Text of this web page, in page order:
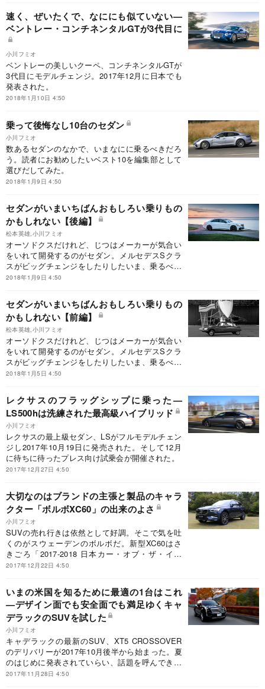
速く、ぜいたくで、なににも似ていない—
ベントレー・コンチネンタルGTが3代目に
小川フミオ
ベントレーの美しいクーペ、コンチネンタルGTが
3代目にモデルチェンジ。2017年12月に日本でも
発表された。
2018年1月10日 4:50
乗って後悔なし10台のセダン
小川フミオ
数あるセダンのなかで、いまなにに乗るべきだろ
う。読者にお勧めしたいベスト10を編集部として
選びだしてみた。
2018年1月9日 4:50
セダンがいまいちばんおもしろい乗りもの
かもしれない【後編】
松本英雄,小川フミオ
オーソドクスだけれど、じつはメーカーが気合い
をいれて開発するのがセダン。メルセデスSクラ
スがビッグチェンジをしたりしたいま、乗るべき
クルマの最右翼はセダンなのだ。
2018年1月9日 4:50
セダンがいまいちばんおもしろい乗りもの
かもしれない【前編】
松本英雄,小川フミオ
オーソドクスだけれど、じつはメーカーが気合い
をいれて開発するのがセダン。メルセデスSクラ
スがビッグチェンジをしたりしたいま、乗るべき
クルマの最右翼はセダンなのだ。
2018年1月5日 4:50
レクサスのフラッグシップに乗った—
LS500hは洗練された最高級ハイブリッド
小川フミオ
レクサスの最上級セダン、LSがフルモデルチェン
ジし2017年10月19日に発売された。そして12月
に待ちに待ったプレス向け試乗会が開催された。
2017年12月27日 4:50
大切なのはブランドの主張と製品のキャラ
クター「ボルボXC60」の出来のよさ
小川フミオ
SUVの売れ行きは依然として好調。そこで気を吐
くのがスウェーデンのボルボだ。新型XC60はさ
きごろ「2017-2018 日本カー・オブ・ザ・イヤ
ー」も受賞した。
2017年12月22日 4:50
いまの米国を知るために最適の1台はこれ
—デザイン面でも安全面でも満足ゆくキャ
デラックのSUVを試した
小川フミオ
キャデラックの最新のSUV、XT5 CROSSOVER
のデリバリーが2017年10月後半から始まった。夏
のはじめに発表されていらい、話題を呼んできた
モデルだけに、実際の試乗には興味しんしんで臨
2017年11月28日 4:50